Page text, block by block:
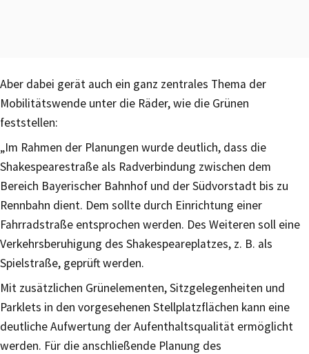
Aber dabei gerät auch ein ganz zentrales Thema der
Mobilitätswende unter die Räder, wie die Grünen
feststellen:
„Im Rahmen der Planungen wurde deutlich, dass die
Shakespearestraße als Radverbindung zwischen dem
Bereich Bayerischer Bahnhof und der Südvorstadt bis zu
Rennbahn dient. Dem sollte durch Einrichtung einer
Fahrradstraße entsprochen werden. Des Weiteren soll eine
Verkehrsberuhigung des Shakespeareplatzes, z. B. als
Spielstraße, geprüft werden.
Mit zusätzlichen Grünelementen, Sitzgelegenheiten und
Parklets in den vorgesehenen Stellplatzflächen kann eine
deutliche Aufwertung der Aufenthaltsqualität ermöglicht
werden. Für die anschließende Planung des